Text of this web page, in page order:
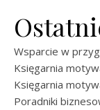
Wsparcie w
Księgarnia
Księgarnia
Poradniki